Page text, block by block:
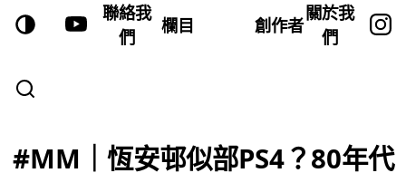
聯絡我
們
欄目 創作者
關於我
們
#MM｜恆安邨似部PS4？80年代